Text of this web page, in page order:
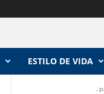
ESTILO DE VIDA
-